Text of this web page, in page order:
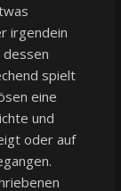
irgendein
dessen
spielt
eine
und
oder auf